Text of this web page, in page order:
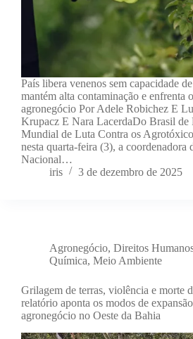
País libera venenos sem capacidade
mantém alta contaminação e enfrenta
agronegócio Por Adele Robichez E
Krupacz E Nara LacerdaDo Brasil de
Mundial de Luta Contra os
nesta quarta-feira (3), a coordenadora
Nacional…
iris
3 de dezembro de 2025
Agronegócio, Direitos
Química, Meio Ambiente
Grilagem de terras, violência e morte
relatório aponta os modos de
agronegócio no Oeste da Bahia